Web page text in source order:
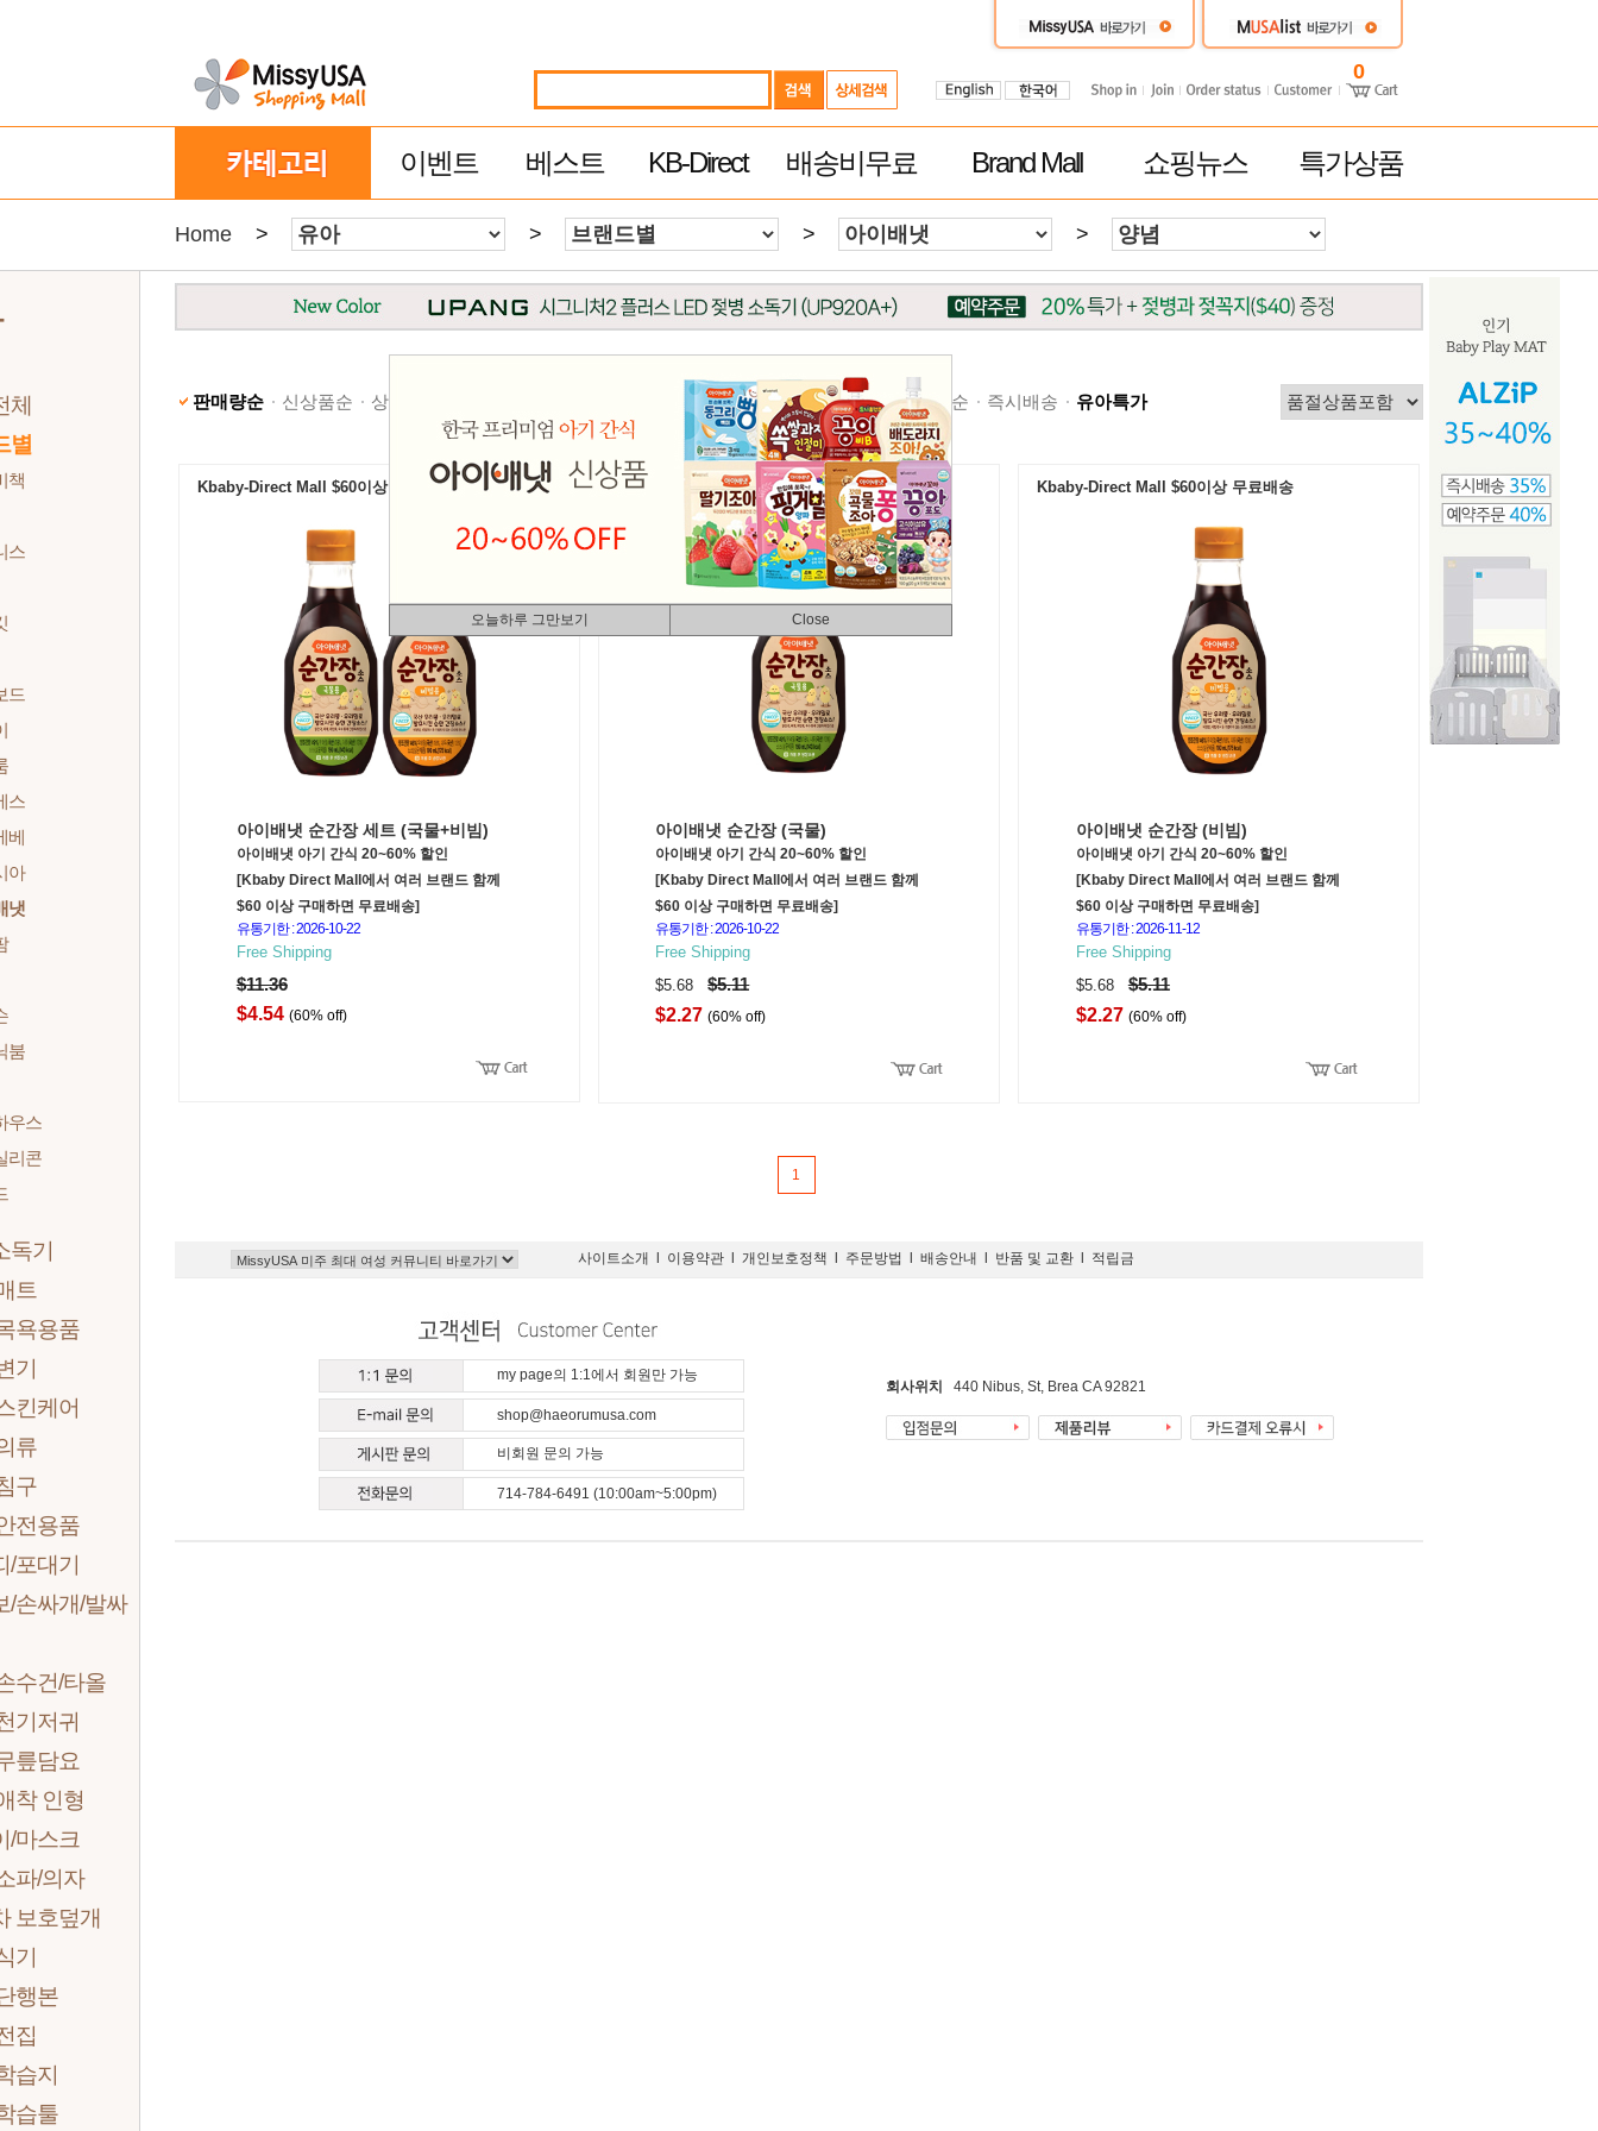
0
이벤트 베스트 KB-Direct 배송비무료 Brand Mall 쇼핑뉴스 특가상품
Home > > > >
체
별
책
스
드
스
베
아
냇
붐
우스
리콘
독기
트
욕용품
기
킨케어
류
구
전용품
/포대기
/손싸개/발싸
수건/타올
기저귀
릎담요
착 인형
/마스크
파/의자
보호덮개
기
행본
집
습지
습툴
오늘하루 그만보기 Close
판매량순 신상품순 상품명순 제품평 많은순 빠른 배송순 추천순 즉시배송 유아특가
Kbaby-Direct Mall $60이상 무료배송
아이배냇 순간장 세트 (국물+비빔)
아이배냇 아기 간식 20~60% 할인
[Kbaby Direct Mall에서 여러 브랜드 함께
$60 이상 구매하면 무료배송]
유통기한 : 2026-10-22
Free Shipping
$11.36
$4.54 (60% off)
Kbaby-Direct Mall $60이상 무료배송
아이배냇 순간장 (국물)
아이배냇 아기 간식 20~60% 할인
[Kbaby Direct Mall에서 여러 브랜드 함께
$60 이상 구매하면 무료배송]
유통기한 : 2026-10-22
Free Shipping
$5.68$5.11
$2.27(60% off)
Kbaby-Direct Mall $60이상 무료배송
아이배냇 순간장 (비빔)
아이배냇 아기 간식 20~60% 할인
[Kbaby Direct Mall에서 여러 브랜드 함께
$60 이상 구매하면 무료배송]
유통기한 : 2026-11-12
Free Shipping
$5.68$5.11
$2.27 (60% off)
1
사이트소개 이용약관 개인보호정책 주문방법 배송안내 반품 및 교환 적립금
회사위치 440 Nibus, St, Brea CA 92821
my page의 1:1에서 회원만 가능
shop@haeorumusa.com
비회원 문의 가능
714-784-6491 (10:00am~5:00pm)